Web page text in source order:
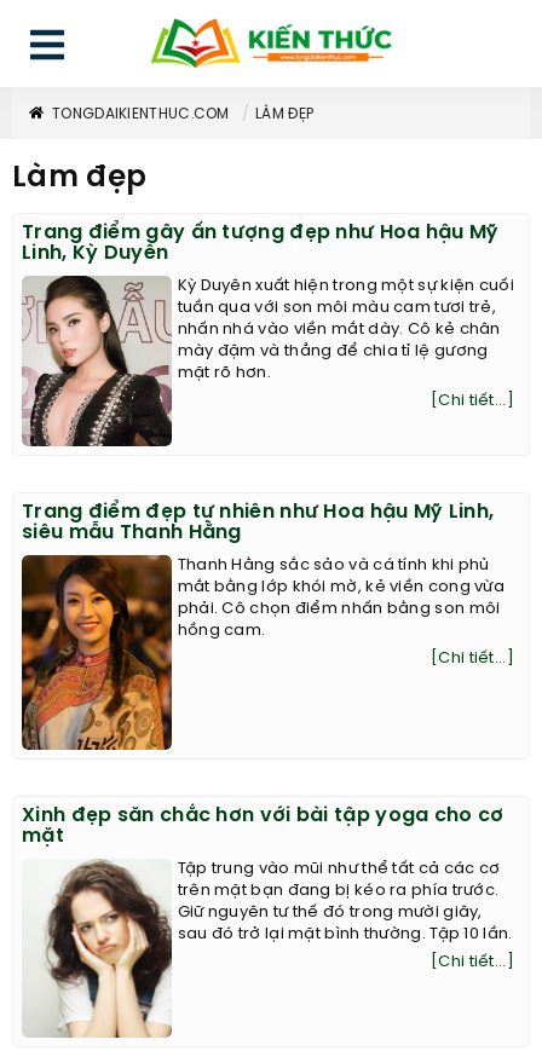
TONGDAIKIENTHUC.COM LÀM ĐẸP
Làm đẹp
Trang điểm gây ấn tượng đẹp như Hoa hậu Mỹ
Linh, Kỳ Duyên
Kỳ Duyên xuất hiện trong một sự kiện cuối
tuần qua với son môi màu cam tươi trẻ,
nhấn nhá vào viền mắt dày. Cô kẻ chân
mày đậm và thẳng để chia tỉ lệ gương
mặt rõ hơn.
[Chi tiết...]
Trang điểm đẹp tự nhiên như Hoa hậu Mỹ Linh,
siêu mẫu Thanh Hằng
Thanh Hằng sắc sảo và cá tính khi phủ
mắt bằng lớp khói mờ, kẻ viền cong vừa
phải. Cô chọn điểm nhấn bằng son môi
hồng cam.
[Chi tiết...]
Xinh đẹp săn chắc hơn với bài tập yoga cho cơ
mặt
Tập trung vào mũi như thể tất cả các cơ
trên mặt bạn đang bị kéo ra phía trước.
Giữ nguyên tư thế đó trong mười giây,
sau đó trở lại mặt bình thường. Tập 10 lần.
[Chi tiết...]